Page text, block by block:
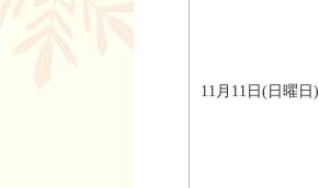
11月11日(日曜日)